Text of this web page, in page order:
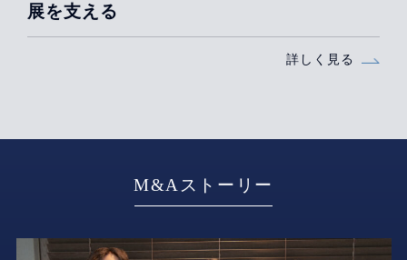
展を支える
詳しく見る
M&Aストーリー